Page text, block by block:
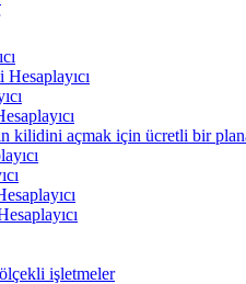
kilidini açmak için ücretli bir
işletmeler